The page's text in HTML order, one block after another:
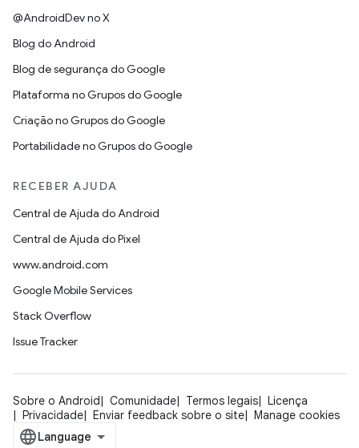
@AndroidDev no X
Blog do Android
Blog de segurança do Google
Plataforma no Grupos do Google
Criação no Grupos do Google
Portabilidade no Grupos do Google
RECEBER AJUDA
Central de Ajuda do Android
Central de Ajuda do Pixel
www.android.com
Google Mobile Services
Stack Overflow
Issue Tracker
Sobre o Android Comunidade Termos legais
Licença
Privacidade
Enviar feedback sobre o site Manage cookies